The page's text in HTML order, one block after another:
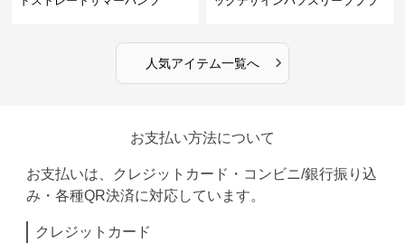
人気アイテム一覧へ ›
お支払い方法について
お支払いは、クレジットカード・コンビニ/銀行振り込
み・各種QR決済に対応しています。
クレジットカード